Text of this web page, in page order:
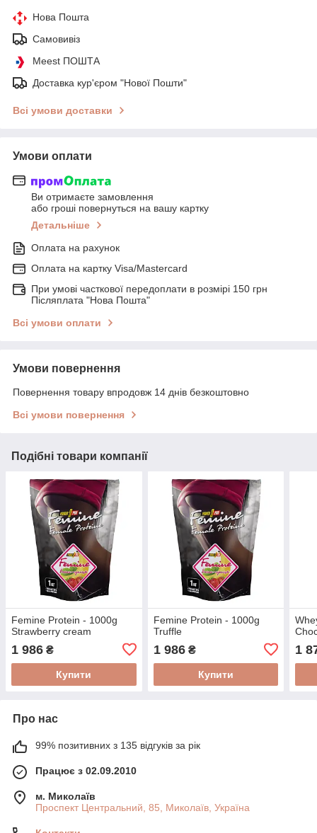
Нова Пошта
Самовивіз
Meest ПОШТА
Доставка кур'єром "Нової Пошти"
Всі умови доставки
Умови оплати
Ви отримаєте замовлення
або гроші повернуться на вашу картку
Детальніше
Оплата на рахунок
Оплата на картку Visa/Mastercard
При умові часткової передоплати в розмірі 150 грн
Післяплата "Нова Пошта"
Всі умови оплати
Умови повернення
Повернення товару впродовж 14 днів безкоштовно
Всі умови повернення
Подібні товари компанії
Femine Protein - 1000g
Strawberry cream
1 986 ₴
Купити
Femine Protein - 1000g
Truffle
1 986₴
Купити
1
Про нас
99% позитивних з 135 відгуків за рік
Працює з 02.09.2010
м. Миколаїв
Проспект Центральний, 85, Миколаїв, Україна